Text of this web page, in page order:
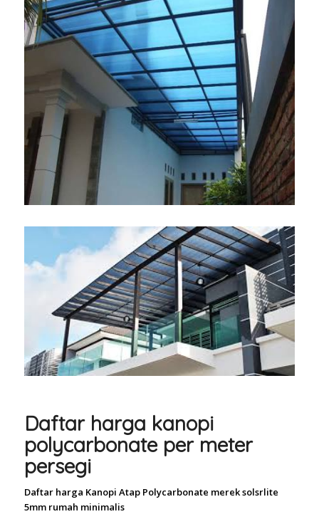
Daftar harga kanopi
polycarbonate per meter
persegi
Daftar harga Kanopi Atap Polycarbonate merek solsrlite
5mm rumah minimalis